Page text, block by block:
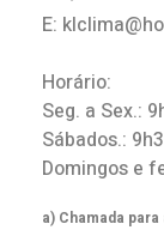
E:
Horário:
Seg. a Sex.:
Sábados.:
Domingos e
a) Chamada